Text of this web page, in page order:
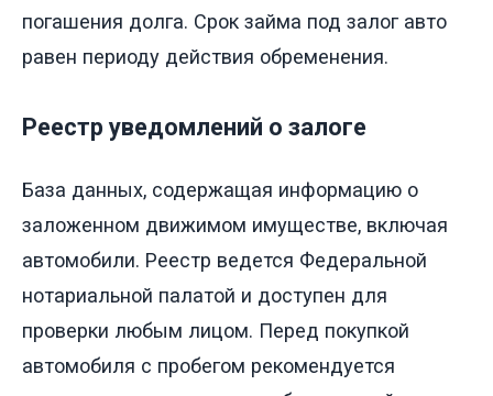
погашения долга. Срок займа под залог авто
равен периоду действия обременения.
Реестр уведомлений о залоге
База данных, содержащая информацию о
заложенном движимом имуществе, включая
автомобили. Реестр ведется Федеральной
нотариальной палатой и доступен для
проверки любым лицом. Перед покупкой
автомобиля с пробегом рекомендуется